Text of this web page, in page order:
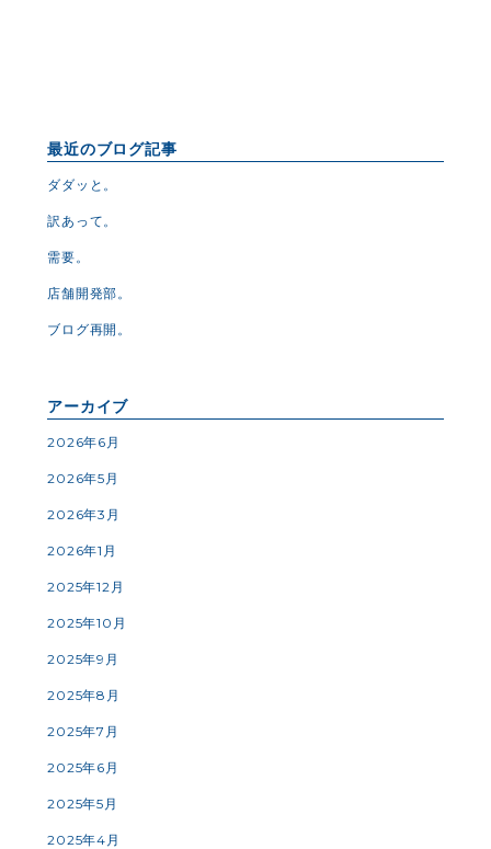
最近のブログ記事
ダダッと。
訳あって。
需要。
店舗開発部。
ブログ再開。
アーカイブ
2026年6月
2026年5月
2026年3月
2026年1月
2025年12月
2025年10月
2025年9月
2025年8月
2025年7月
2025年6月
2025年5月
2025年4月